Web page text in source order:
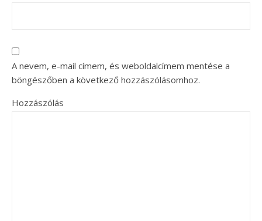
A nevem, e-mail címem, és weboldalcímem mentése a
böngészőben a következő hozzászólásomhoz.
Hozzászólás